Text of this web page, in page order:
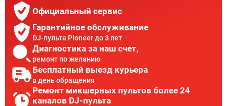
Официальный сервис
Гарантийное обслуживание
DJ-пульта Pioneer до 3 лет
Диагностика за наш счет,
ремонт по желанию
Бесплатный выезд курьера
в день обращения
Ремонт микшерных пультов более 24
каналов DJ-пульта